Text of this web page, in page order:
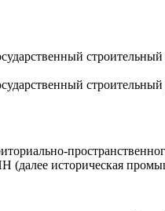
(далее историческая